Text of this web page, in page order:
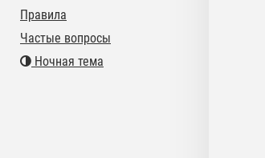
Правила
Частые вопросы
Ночная тема